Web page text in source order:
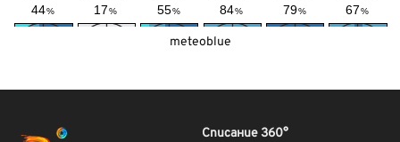
meteoblue
Списание 360°